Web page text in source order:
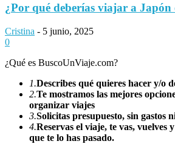
¿Por qué deberías viajar a Japón
Cristina - 5 junio, 2025
0
¿Qué es BuscoUnViaje.com?
1.Describes qué quieres hacer y/o
2.Te mostramos las mejores
organizar viajes
3.Solicitas presupuesto, sin gastos
4.Reservas el viaje, te vas, vuelves
que te lo has pasado.